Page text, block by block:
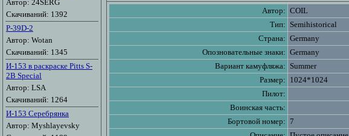
Автор: 24SERG
Скачиваний: 1392
P-39D-2
Автор: Wotan
Скачиваний: 1345
И-153 в раскраске Pitts S-
2B Special
Автор: LSA
Скачиваний: 1264
И-153 Серебрянка
Автор: Myshlayevsky
Автор: COIL
Тип: Semihistorical
Страна: Germany
Опозновательные знаки: Germany
Вариант камуфляжа: Summer
Размер: 1024*1024
Пилот:
Воинская часть:
Бортовой номер: 7